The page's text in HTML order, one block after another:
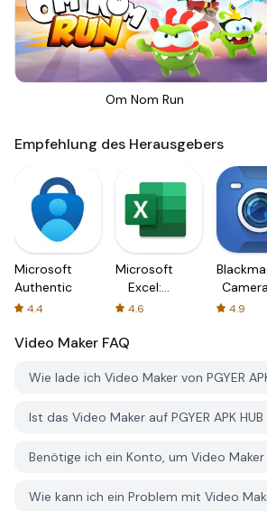
Om Nom Run
Empfehlung des Herausgebers
Microsoft
Authenticator
4.4
Microsoft
Excel:
Spreadsheets
4.6
Camera
4.9
Video Maker FAQ
Wie lade ich Video Maker von PGYER